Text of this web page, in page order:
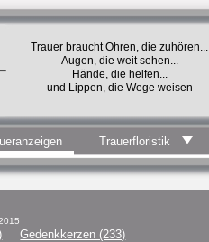
Trauerfloristik
Gedenkkerzen (233)
Trauer braucht Ohren, die zuhören...
Augen, die weit sehen...
Hände, die helfen...
und Lippen, die Wege weisen